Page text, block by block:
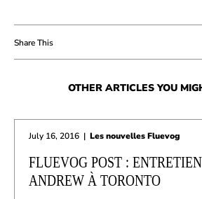
OTHER ARTICLES YOU
July 16, 2016 | Les nouvelles Fluevog
FLUEVOG POST :
ANDREW À TORONTO